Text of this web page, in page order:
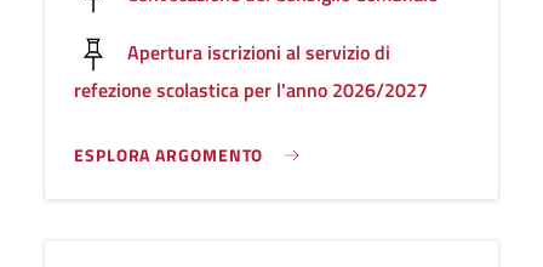
Apertura iscrizioni al servizio di
refezione scolastica per l'anno 2026/2027
ESPLORA ARGOMENTO